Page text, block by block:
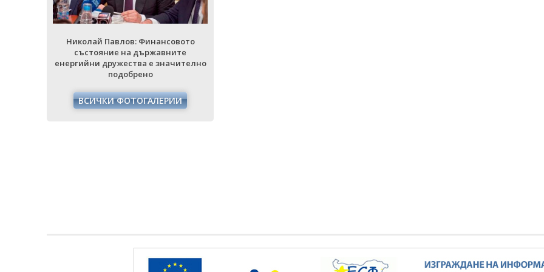
Николай Павлов: Финансовото
състояние на държавните
енергийни дружества е значително
подобрено
ВСИЧКИ ФОТОГАЛЕРИИ